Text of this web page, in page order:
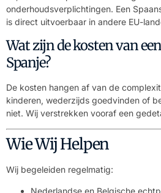
onderhoudsverplichtingen. Een
is direct uitvoerbaar in andere EU-
Wat zijn de kosten van
Spanje?
De kosten hangen af van de
kinderen, wederzijds goedvinden of
niet. Wij verstrekken vooraf een
Wie Wij Helpen
Wij begeleiden regelmatig:
Nederlandse en Belgische